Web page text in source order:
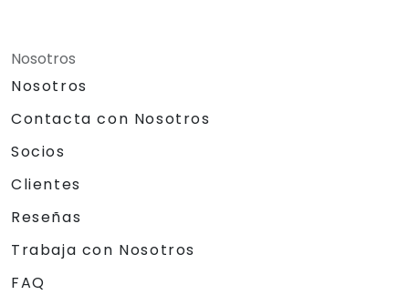
Nosotros
Nosotros
Contacta con Nosotros
Socios
Clientes
Reseñas
Trabaja con Nosotros
FAQ